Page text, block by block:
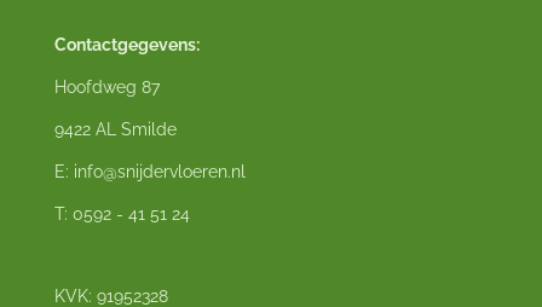
Contactgegevens:
Hoofdweg 87
9422 AL Smilde
E: info@snijdervloeren.nl
T: 0592 - 41 51 24
KVK: 91952328